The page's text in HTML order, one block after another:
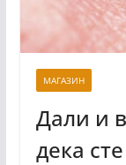
МАГАЗИН
Дали и
дека